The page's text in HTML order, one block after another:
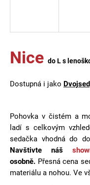
Nice do L s
Dostupná i jako
Pohovka v čistém a
ladí s celkovým
sedačka vhodná do
Navštivte náš
osobně. Přesná cena
materiálu a nohou. Ve
t
?
HLEDAT
D
o
p